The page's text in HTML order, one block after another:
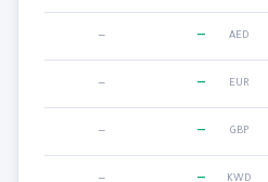
AED
—
—
EUR
—
—
GBP
—
—
KWD
—
—